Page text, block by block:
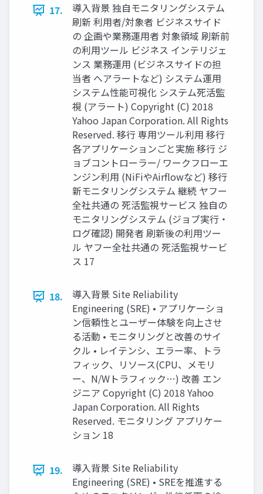
17.
導入背景 独自モニタリングシステム
刷新 利用者/対象者 ビジネスサイド
の 企画や業務運用者 対象領域 刷新前
の利用ツール ビジネス インテリジェ
ンス 業務運用 (ビジネスサイドの担
当者 へアラートなど) システム運用
システム性能可視化 システム死活監
視 (アラート) Copyright (C) 2018
Yahoo Japan Corporation. All Rights
Reserved. 移行 専用ツール利用 移行
各アプリケーションごと実施 移行 ジ
ョブコントローラー/ ワークフローエ
ンジン利用 (NiFiやAirflowなど) 移行
新モニタリングシステム 継続 ヤフー
全社共通の 死活監視サービス 独自の
モニタリングシステム (ジョブ実行・
ログ確認) 開発者 刷新後の利用ツー
ル ヤフー全社共通の 死活監視サービ
ス 17
18.
導入背景 Site Reliability
Engineering (SRE) • アプリケーショ
ン信頼性とユーザー体験を向上させ
る活動 • モニタリングと改善のサイ
クル • レイテンシ、エラー率、トラ
フィック、リソース(CPU、メモリ
ー、N/Wトラフィック…) 改善 エン
ジニア Copyright (C) 2018 Yahoo
Japan Corporation. All Rights
Reserved. モニタリング アプリケー
ション 18
19.
導入背景 Site Reliability
Engineering (SRE) • SREを推進する